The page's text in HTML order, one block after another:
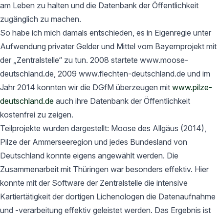
am Leben zu halten und die Datenbank der Öffentlichkeit
zugänglich zu machen.
So habe ich mich damals entschieden, es in Eigenregie unter
Aufwendung privater Gelder und Mittel vom Bayernprojekt mit
der „Zentralstelle“ zu tun. 2008 startete www.moose-
deutschland.de, 2009 www.flechten-deutschland.de und im
Jahr 2014 konnten wir die DGfM überzeugen mit www.pilze-
deutschland.de auch ihre Datenbank der Öffentlichkeit
kostenfrei zu zeigen.
Teilprojekte wurden dargestellt: Moose des Allgäus (2014),
Pilze der Ammerseeregion und jedes Bundesland von
Deutschland konnte eigens angewählt werden. Die
Zusammenarbeit mit Thüringen war besonders effektiv. Hier
konnte mit der Software der Zentralstelle die intensive
Kartiertätigkeit der dortigen Lichenologen die Datenaufnahme
und -verarbeitung effektiv geleistet werden. Das Ergebnis ist